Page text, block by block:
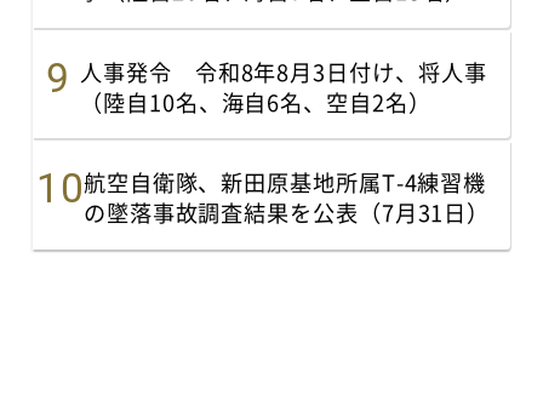
人事発令 令和8年8月3日付け、将人事
（陸自10名、海自6名、空自2名）
航空自衛隊、新田原基地所属T-4練習機
の墜落事故調査結果を公表（7月31日）